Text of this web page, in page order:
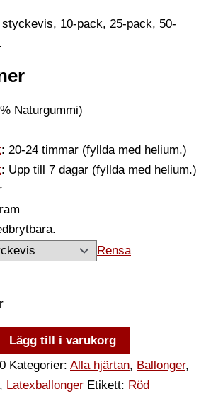
10-pack, 25-pack, 50-
Naturgummi)
: 20-24 timmar (fyllda med helium.)
: Upp till 7 dagar (fyllda med helium.)
Rensa
Lägg till i varukorg
Kategorier: Alla hjärtan, Ballonger,
, Latexballonger Etikett: Röd